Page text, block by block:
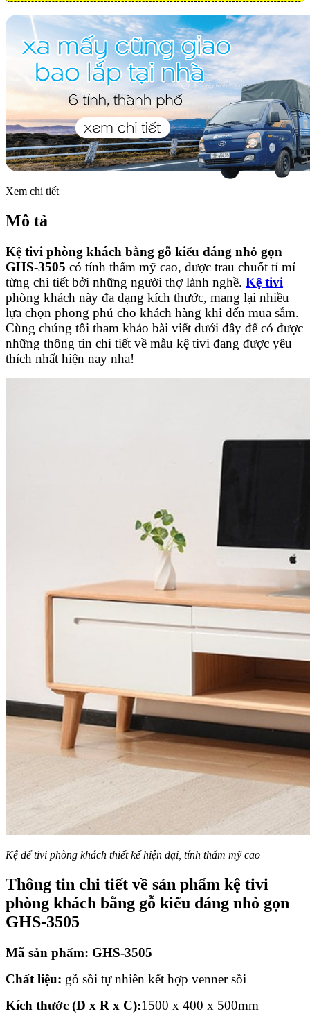
Xem chi tiết
Mô tả
Kệ tivi phòng khách bằng gỗ kiểu dáng nhỏ gọn
GHS-3505 có tính thẩm mỹ cao, được trau chuốt tỉ mỉ
từng chi tiết bởi những người thợ lành nghề. Kệ tivi
phòng khách này đa dạng kích thước, mang lại nhiều
lựa chọn phong phú cho khách hàng khi đến mua sắm.
Cùng chúng tôi tham khảo bài viết dưới đây để có được
những thông tin chi tiết về mẫu kệ tivi đang được yêu
thích nhất hiện nay nha!
Kệ để tivi phòng khách thiết kế hiện đại, tính thẩm mỹ cao
Thông tin chi tiết về sản phẩm kệ tivi
phòng khách bằng gỗ kiểu dáng nhỏ gọn
GHS-3505
Mã sản phẩm: GHS-3505
Chất liệu: gỗ sồi tự nhiên kết hợp venner sồi
Kích thước (D x R x C):1500 x 400 x 500mm